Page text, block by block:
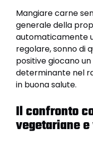
Mangiare carne
generale della
automaticamente
regolare, sonno di
positive giocano
determinante nel
in buona salute.
Il confronto
vegetariane